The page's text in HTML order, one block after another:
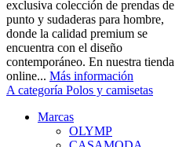
exclusiva colección de prendas de
punto y sudaderas para hombre,
donde la calidad premium se
encuentra con el diseño
contemporáneo. En nuestra tienda
online... Más información
A categoría Polos y camisetas
Marcas
OLYMP